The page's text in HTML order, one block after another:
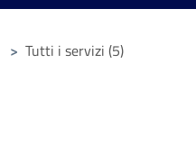
> Tutti i servizi (5)